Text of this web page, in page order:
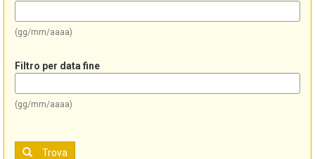
(gg/mm/aaaa)
Filtro per data fine
(gg/mm/aaaa)
Trova